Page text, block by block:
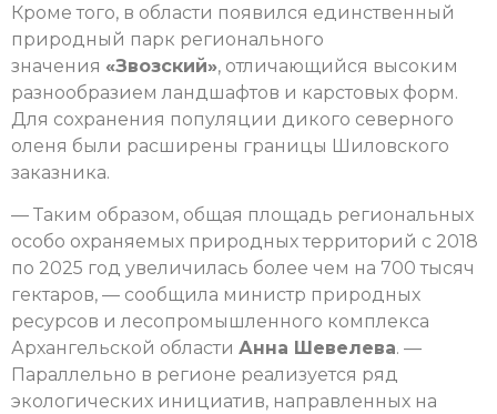
Кроме того, в области появился единственный
природный парк регионального
значения «Звозский», отличающийся высоким
разнообразием ландшафтов и карстовых форм.
Для сохранения популяции дикого северного
оленя были расширены границы Шиловского
заказника.
— Таким образом, общая площадь региональных
особо охраняемых природных территорий с 2018
по 2025 год увеличилась более чем на 700 тысяч
гектаров, — сообщила министр природных
ресурсов и лесопромышленного комплекса
Архангельской области Анна Шевелева. —
Параллельно в регионе реализуется ряд
экологических инициатив, направленных на